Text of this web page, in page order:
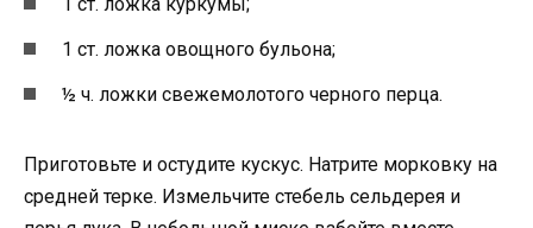
1 ст. ложка овощного бульона;
½ ч. ложки свежемолотого черного перца.
Приготовьте и остудите кускус. Натрите морковку на
средней терке. Измельчите стебель сельдерея и